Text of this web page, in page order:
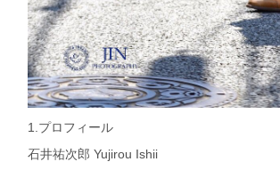
1.プロフィール
石井祐次郎 Yujirou Ishii